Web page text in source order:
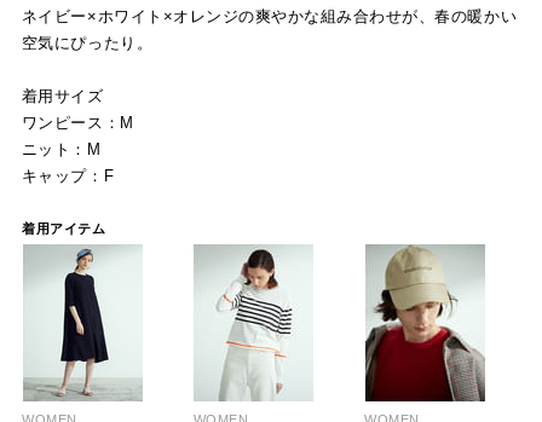
ネイビー×ホワイト×オレンジの爽やかな組み合わせが、春の暖かい
空気にぴったり。
着用サイズ
ワンピース：M
ニット：M
キャップ：F
着用アイテム